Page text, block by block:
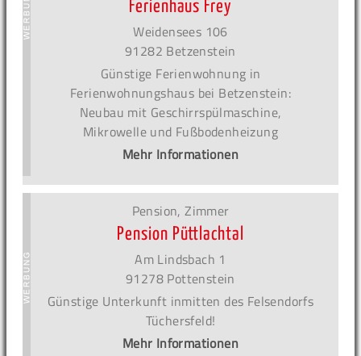
Ferienhaus Frey
Weidensees 106
91282 Betzenstein
Günstige Ferienwohnung in
Ferienwohnungshaus bei Betzenstein:
Neubau mit Geschirrspülmaschine,
Mikrowelle und Fußbodenheizung
Mehr Informationen
Pension, Zimmer
Pension Püttlachtal
Am Lindsbach 1
91278 Pottenstein
Günstige Unterkunft inmitten des Felsendorfs
Tüchersfeld!
Mehr Informationen